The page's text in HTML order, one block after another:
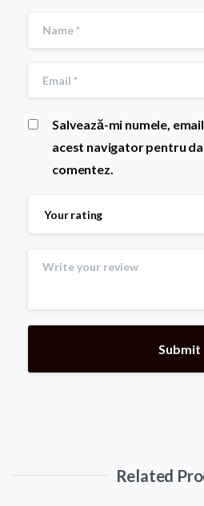
Salvează-mi numele,
acest navigator pentru
comentez.
Your rating
Related